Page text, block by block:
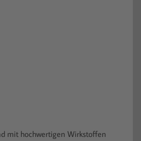
mit hochwertigen Wirkstoffen